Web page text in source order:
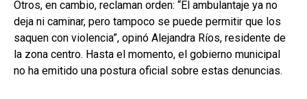
Otros, en cambio, reclaman orden: “El ambulantaje ya no
deja ni caminar, pero tampoco se puede permitir que los
saquen con violencia”, opinó Alejandra Ríos, residente de
la zona centro. Hasta el momento, el gobierno municipal
no ha emitido una postura oficial sobre estas denuncias.